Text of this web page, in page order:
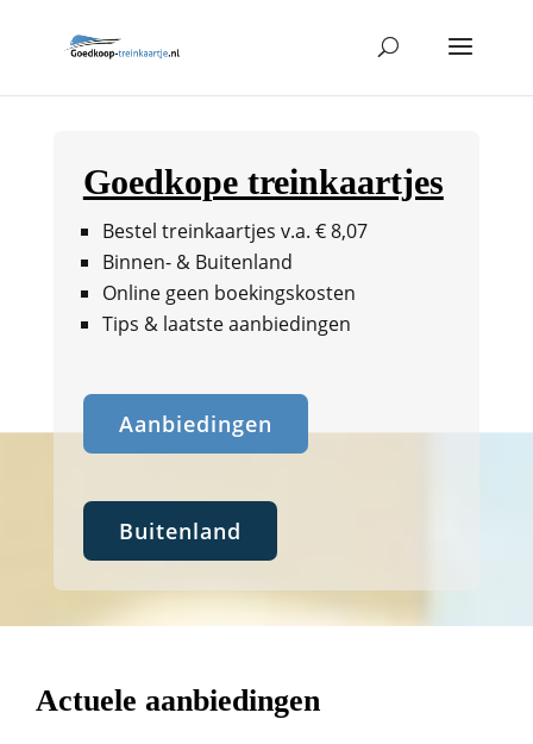
Goedkope treinkaartjes
Bestel treinkaartjes v.a. € 8,07
Binnen- & Buitenland
Online geen boekingskosten
Tips & laatste aanbiedingen
Aanbiedingen
Buitenland
Actuele aanbiedingen